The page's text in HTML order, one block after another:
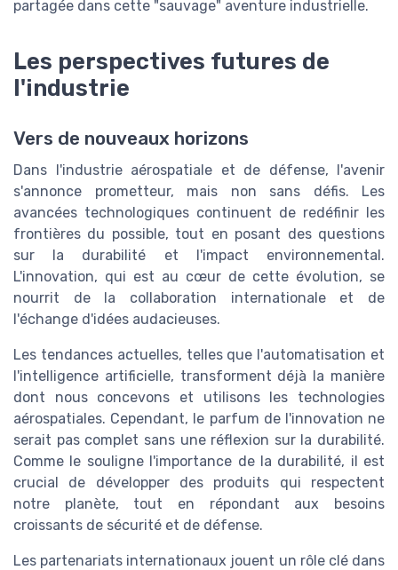
partagée dans cette "sauvage" aventure industrielle.
Les perspectives futures de
l'industrie
Vers de nouveaux horizons
Dans l'industrie aérospatiale et de défense, l'avenir
s'annonce prometteur, mais non sans défis. Les
avancées technologiques continuent de redéfinir les
frontières du possible, tout en posant des questions
sur la durabilité et l'impact environnemental.
L'innovation, qui est au cœur de cette évolution, se
nourrit de la collaboration internationale et de
l'échange d'idées audacieuses.
Les tendances actuelles, telles que l'automatisation et
l'intelligence artificielle, transforment déjà la manière
dont nous concevons et utilisons les technologies
aérospatiales. Cependant, le parfum de l'innovation ne
serait pas complet sans une réflexion sur la durabilité.
Comme le souligne l'importance de la durabilité, il est
crucial de développer des produits qui respectent
notre planète, tout en répondant aux besoins
croissants de sécurité et de défense.
Les partenariats internationaux jouent un rôle clé dans